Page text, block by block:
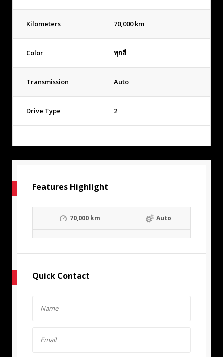
Kilometers 70,000 km
Color ทุกสี
Transmission Auto
Drive Type 2
Features Highlight
70,000 km Auto
Quick Contact